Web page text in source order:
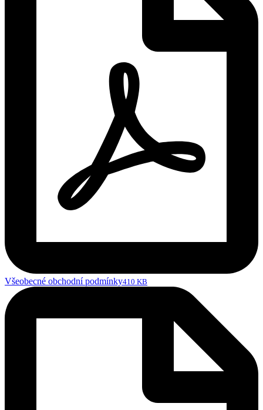
Všeobecné obchodní podmínky410 KB